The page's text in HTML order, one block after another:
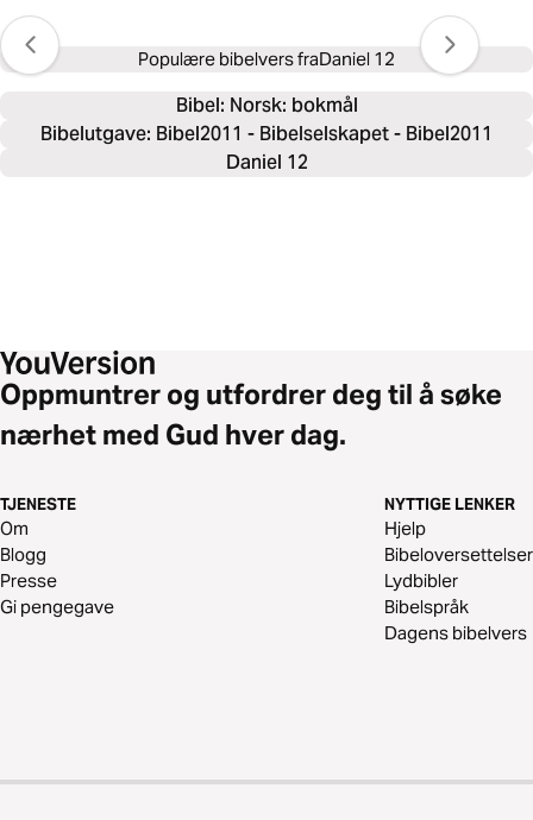
Populære bibelvers fraDaniel 12
Bibel: Norsk: bokmål
Bibelutgave: Bibel2011 - Bibelselskapet - Bibel2011
Daniel 12
Oppmuntrer og utfordrer deg til å søke
nærhet med Gud hver dag.
TJENESTE
Om
Blogg
Presse
Gi pengegave
NYTTIGE LENKER
Hjelp
Bibeloversettelser
Lydbibler
Bibelspråk
Dagens bibelvers